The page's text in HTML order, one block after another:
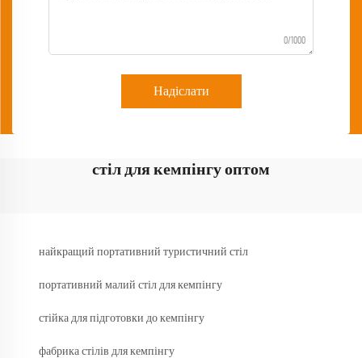
0/1000
Надіслати
стіл для кемпінгу оптом
найкращий портативний туристичний стіл
портативний малий стіл для кемпінгу
стійка для підготовки до кемпінгу
фабрика стілів для кемпінгу